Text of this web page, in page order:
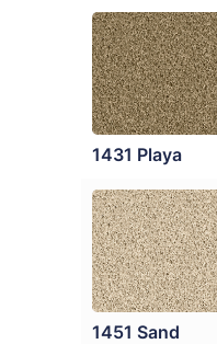
1431 Playa
1451 Sand